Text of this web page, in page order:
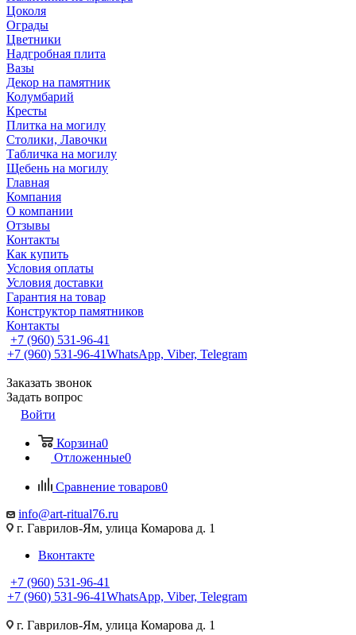
Цоколя
Ограды
Цветники
Надгробная плита
Вазы
Декор на памятник
Колумбарий
Кресты
Плитка на могилу
Столики, Лавочки
Табличка на могилу
Щебень на могилу
Главная
Компания
О компании
Отзывы
Контакты
Как купить
Условия оплаты
Условия доставки
Гарантия на товар
Конструктор памятников
Контакты
+7 (960) 531-96-41
+7 (960) 531-96-41WhatsApp, Viber, Telegram
Заказать звонок
Задать вопрос
Войти
Корзина0
Отложенные0
Сравнение товаров0
info@art-ritual76.ru
г. Гаврилов-Ям, улица Комарова д. 1
Вконтакте
+7 (960) 531-96-41
+7 (960) 531-96-41WhatsApp, Viber, Telegram
г. Гаврилов-Ям, улица Комарова д. 1